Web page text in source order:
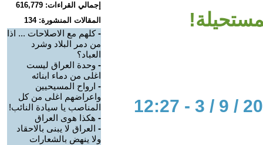
إجمالي القراءات: 616,779
المقالات المنشورة: 134
-كلهم مع الاصلاحات ... اذا
من دمر البلاد وشرد
العباد؟
- وحدة العراق ليست
اغلى من دماء ابنائه
- ارواح المسيحيين
واعراضهم اغلى من كل
المناصب يا سيادة النائب!
- هكذا هوى العراق
- العراق لا يبنى بالاحقاد
ولا ينهض بالشعارات